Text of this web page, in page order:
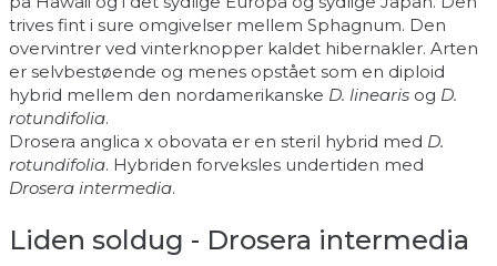
trives fint i sure omgivelser mellem Sphagnum. Den
overvintrer ved vinterknopper kaldet hibernakler. Arten
er selvbestøende og menes opstået som en diploid
hybrid mellem den nordamerikanske D. linearis og D.
rotundifolia.
Drosera anglica x obovata er en steril hybrid med D.
rotundifolia. Hybriden forveksles undertiden med
Drosera intermedia.
Liden soldug - Drosera intermedia